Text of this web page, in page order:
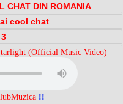
CHAT DIN ROMANIA
cool chat
(Official Music Video)
!!